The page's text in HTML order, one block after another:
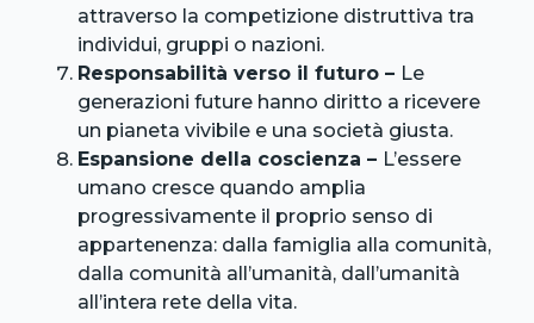
attraverso la competizione distruttiva tra
individui, gruppi o nazioni.
Responsabilità verso il futuro – Le
generazioni future hanno diritto a ricevere
un pianeta vivibile e una società giusta.
Espansione della coscienza – L’essere
umano cresce quando amplia
progressivamente il proprio senso di
appartenenza: dalla famiglia alla comunità,
dalla comunità all’umanità, dall’umanità
all’intera rete della vita.